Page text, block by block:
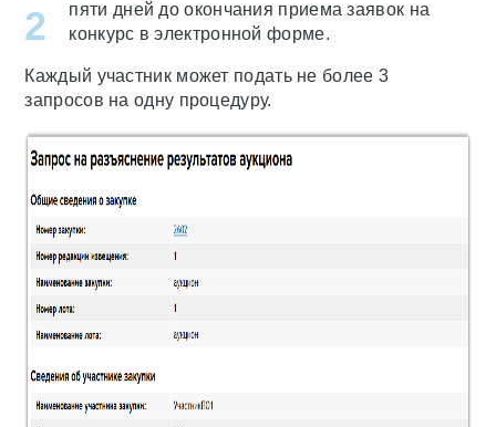
пяти дней до окончания приема заявок на
конкурс в электронной форме.
Каждый участник может подать не более 3
запросов на одну процедуру.